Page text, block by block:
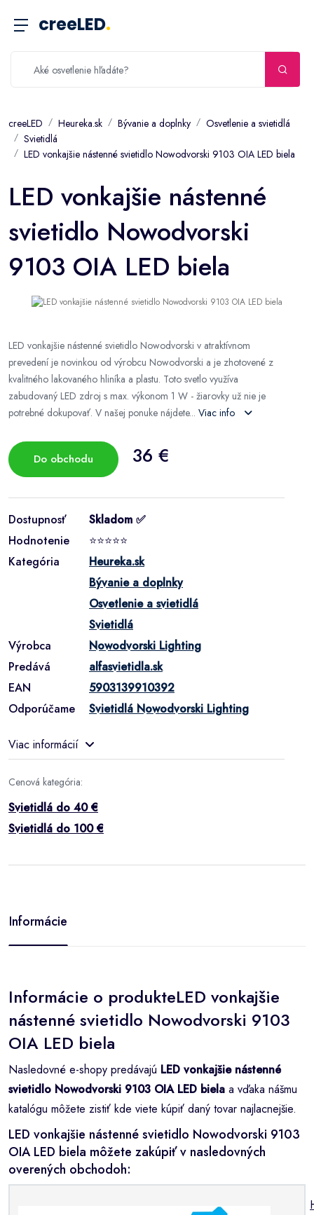
creeLED.
creeLED Heureka.sk Bývanie a doplnky
Osvetlenie a svietidlá
Svietidlá
LED vonkajšie nástenné svietidlo Nowodvorski 9103 OIA LED biela
LED vonkajšie nástenné
svietidlo Nowodvorski
9103 OIA LED biela
LED vonkajšie nástenné svietidlo Nowodvorski v atraktívnom
prevedení je novinkou od výrobcu Nowodvorski a je zhotovené z
kvalitného lakovaného hliníka a plastu. Toto svetlo využíva
zabudovaný LED zdroj s max. výkonom 1 W - žiarovky už nie je
potrebné dokupovať. V našej ponuke nájdete... Viac info
Do obchodu 36 €
Dostupnosť
Skladom ✅
Hodnotenie
⭐⭐⭐⭐⭐
Kategória
Heureka.sk
Bývanie a doplnky
Osvetlenie a svietidlá
Svietidlá
Výrobca
Nowodvorski Lighting
Predává
alfasvietidla.sk
EAN
5903139910392
Odporúčame
Svietidlá Nowodvorski Lighting
Viac informácií
Cenová kategória:
Svietidlá do 40 €
Svietidlá do 100 €
Informácie
Informácie o produkteLED vonkajšie
nástenné svietidlo Nowodvorski 9103
OIA LED biela
Nasledovné e-shopy predávajú LED vonkajšie nástenné
svietidlo Nowodvorski 9103 OIA LED biela a vďaka nášmu
katalógu môžete zistiť kde viete kúpiť daný tovar najlacnejšie.
LED vonkajšie nástenné svietidlo Nowodvorski 9103
OIA LED biela môžete zakúpiť v nasledovných
overených obchodoh: